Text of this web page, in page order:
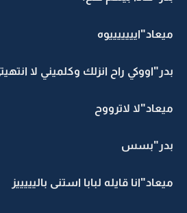
ميعاد"ايييييييوه
بدر"اووكي راح انزلك وكلميني لا
ميعاد"لا لاترووح
بدر"بسس
ميعاد"انا قايله لبابا استنى باليييييز